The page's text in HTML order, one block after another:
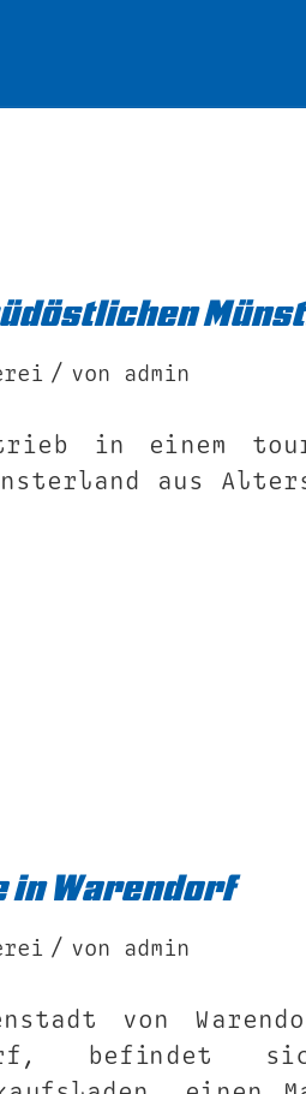
/ von admin
in einem
aus
in Warendorf
/ von admin
von
befindet